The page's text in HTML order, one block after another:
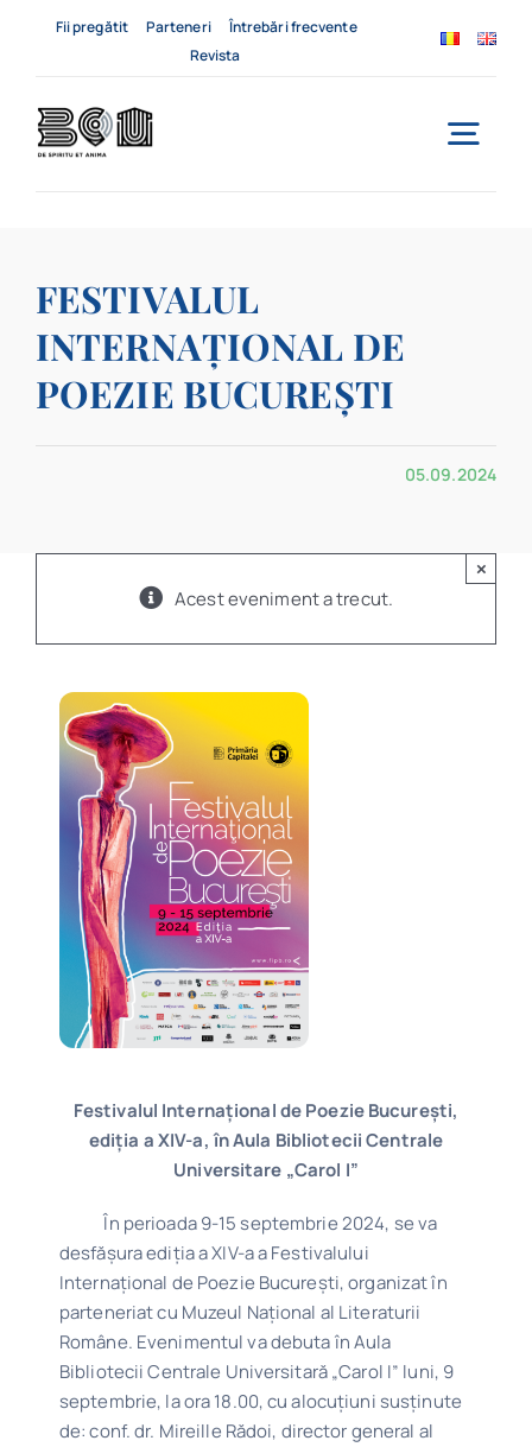
Fii pregătit Parteneri
Întrebări frecvente
Revista
FESTIVALUL
INTERNAȚIONAL DE
POEZIE BUCUREȘTI
05.09.2024
Acest eveniment a trecut.
×
Festivalul Internațional de Poezie București,
ediția a XIV-a, în Aula Bibliotecii Centrale
Universitare „Carol I”
În perioada 9-15 septembrie 2024, se va
desfășura ediția a XIV-a a Festivalului
Internațional de Poezie București, organizat în
parteneriat cu Muzeul Național al Literaturii
Române. Evenimentul va debuta în Aula
Bibliotecii Centrale Universitară „Carol I” luni, 9
septembrie, la ora 18.00, cu alocuțiuni susținute
de: conf. dr. Mireille Rădoi, director general al